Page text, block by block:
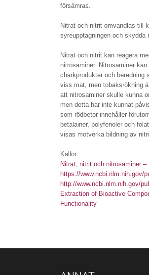
försämras.
Nitrat och nitrit omvandlas till
syreupptagningen och skydda
Nitrat och nitrit kan reagera
nitrosaminer. Nitrosaminer
charkprodukter och beredning
viss mat, men tobaksrökning
att nitrosaminer skulle kunna
men detta har inte kunnat
som rödbetor innehåller
betalainer, polyfenoler och
visas motverka bildning av
Källor:
Nitrat, nitrit och nitrosaminer
https://www.ncbi.nlm.nih.gov/
http://www.ncbi.nlm.nih.gov/
Extraction of Bioactive
Functionality